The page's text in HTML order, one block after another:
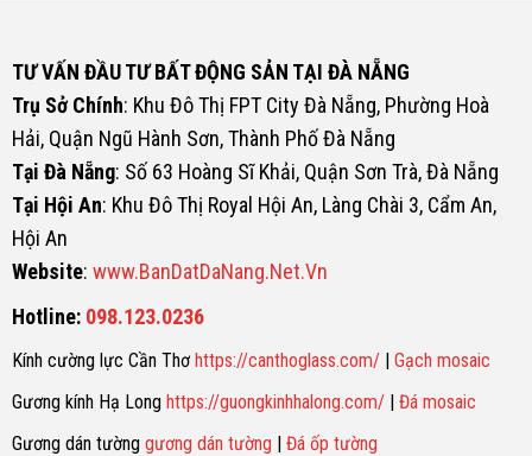
TƯ VẤN ĐẦU TƯ BẤT ĐỘNG SẢN TẠI ĐÀ NẴNG
Trụ Sở Chính: Khu Đô Thị FPT City Đà Nẵng, Phường Hoà
Hải, Quận Ngũ Hành Sơn, Thành Phố Đà Nẵng
Tại Đà Nẵng: Số 63 Hoàng Sĩ Khải, Quận Sơn Trà, Đà Nẵng
Tại Hội An: Khu Đô Thị Royal Hội An, Làng Chài 3, Cẩm An,
Hội An
Website: www.BanDatDaNang.Net.Vn
Hotline: 098.123.0236
Kính cường lực Cần Thơ https://canthoglass.com/| Gạch mosaic
Gương kính Hạ Long https://guongkinhhalong.com/| Đá mosaic
Gương dán tường gương dán tường | Đá ốp tường